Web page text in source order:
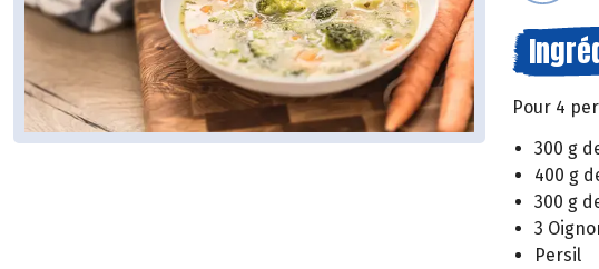
Pour 4
300 g
400 g
300 g
3
Persil